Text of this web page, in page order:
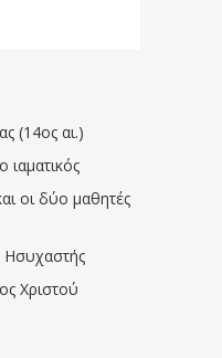
(14ος αι.)
οι δύο μαθητές
Ησυχαστής
Χριστού